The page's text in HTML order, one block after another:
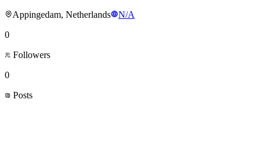
Appingedam, Netherlands
N/A
0
Followers
0
Posts